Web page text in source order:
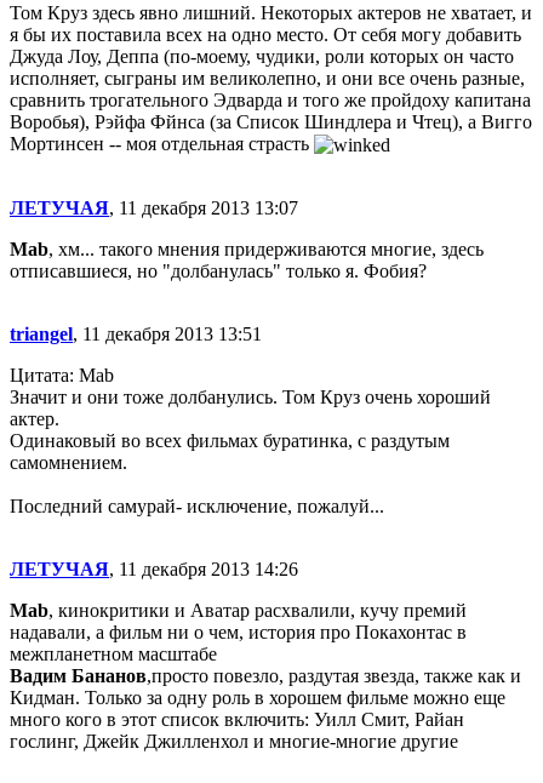
Том Круз здесь явно лишний. Некоторых актеров не хватает, и
я бы их поставила всех на одно место. От себя могу добавить
Джуда Лоу, Деппа (по-моему, чудики, роли которых он часто
исполняет, сыграны им великолепно, и они все очень разные,
сравнить трогательного Эдварда и того же пройдоху капитана
Воробья), Рэйфа Фйнса (за Список Шиндлера и Чтец), а Вигго
Мортинсен -- моя отдельная страсть
ЛЕТУЧАЯ, 11 декабря 2013 13:07
Mab, хм... такого мнения придерживаются многие, здесь
отписавшиеся, но "долбанулась" только я. Фобия?
triangel, 11 декабря 2013 13:51
Цитата: Mab
Значит и они тоже долбанулись. Том Круз очень хороший
актер.
Одинаковый во всех фильмах буратинка, с раздутым
самомнением.
Последний самурай- исключение, пожалуй...
ЛЕТУЧАЯ, 11 декабря 2013 14:26
Mab, кинокритики и Аватар расхвалили, кучу премий
надавали, а фильм ни о чем, история про Покахонтас в
межпланетном масштабе
Вадим Бананов,просто повезло, раздутая звезда, также как и
Кидман. Только за одну роль в хорошем фильме можно еще
много кого в этот список включить: Уилл Смит, Райан
гослинг, Джейк Джилленхол и многие-многие другие